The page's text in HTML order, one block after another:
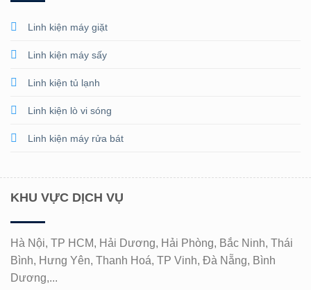
Linh kiện máy giặt
Linh kiện máy sấy
Linh kiện tủ lạnh
Linh kiện lò vi sóng
Linh kiện máy rửa bát
KHU VỰC DỊCH VỤ
Hà Nội, TP HCM, Hải Dương, Hải Phòng, Bắc Ninh, Thái
Bình, Hưng Yên, Thanh Hoá, TP Vinh, Đà Nẵng, Bình
Dương,...